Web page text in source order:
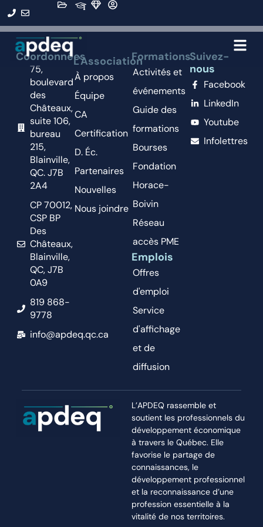
Organisation :
Coordonnées
75,
boulevard
des
Châteaux,
suite 106,
bureau
215,
Blainville,
QC. J7B
2A4
CP 70012,
CSP BP
Des
Châteaux,
Blainville,
QC, J7B
0A9
819 868-
9778
info@apdeq.qc.ca
L'Association
À propos
Équipe
CA
Certification
D. Éc.
Partenaires
Nouvelles
Nous joindre
Formations
Activités et
événements
Guide des
formations
Bourses
Fondation
Horace-
Boivin
Réseau
accès PME
Emplois
Offres
d'emploi
Service
d'affichage
et de
diffusion
Suivez-
nous
Facebook
LinkedIn
Youtube
Infolettres
L’APDEQ rassemble et
soutient les professionnels du
développement économique
à travers le Québec. Elle
favorise le partage de
connaissances, le
développement professionnel
et la reconnaissance d’une
profession essentielle à la
vitalité de nos territoires.